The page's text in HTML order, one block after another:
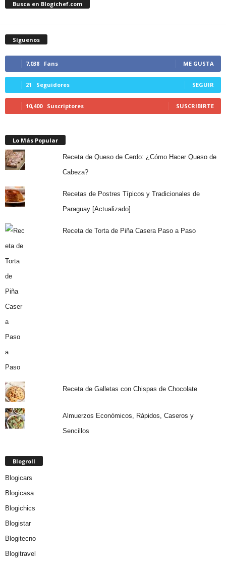
Busca en Blogichef.com
Síguenos
7,038 Fans ME GUSTA
21 Seguidores SEGUIR
10,400 Suscriptores SUSCRIBIRTE
Lo Más Popular
Receta de Queso de Cerdo: ¿Cómo Hacer Queso de
Cabeza?
Recetas de Postres Típicos y Tradicionales de
Paraguay [Actualizado]
Receta de Torta de Piña Casera Paso a Paso
Receta de Galletas con Chispas de Chocolate
Almuerzos Económicos, Rápidos, Caseros y
Sencillos
Blogroll
Blogicars
Blogicasa
Blogichics
Blogistar
Blogitecno
Blogitravel